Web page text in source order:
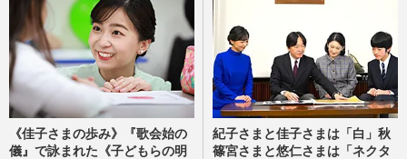
《佳子さまの歩み》『歌会始の
儀』で詠まれた《子どもらの明
紀子さまと佳子さまは「白」秋
篠宮さまと悠仁さまは「ネクタ